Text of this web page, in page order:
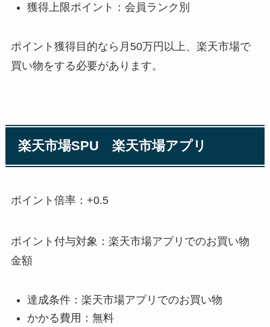
獲得上限ポイント：会員ランク別
ポイント獲得目的なら月50万円以上、楽天市場で
買い物をする必要があります。
楽天市場SPU 楽天市場アプリ
ポイント倍率：+0.5
ポイント付与対象：楽天市場アプリでのお買い物
金額
達成条件：楽天市場アプリでのお買い物
かかる費用：無料